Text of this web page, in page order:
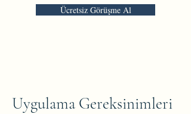
Ücretsiz Görüşme Al
Uygulama Gereksinimleri